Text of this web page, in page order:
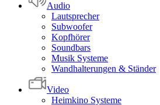
Audio
Lautsprecher
Subwoofer
Kopfhörer
Soundbars
Musik Systeme
Wandhalterungen & Ständer
Video
Heimkino Systeme